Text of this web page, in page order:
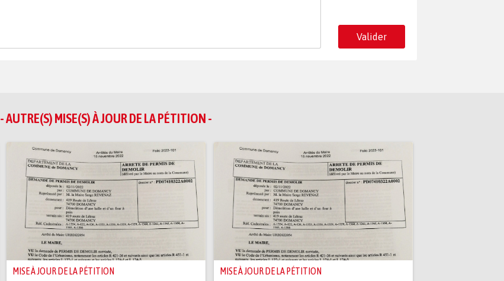
Valider
- AUTRE(S) MISE(S) À JOUR DE LA PÉTITION -
MISE À JOUR DE LA PÉTITION MISE À JOUR DE LA PÉTITION